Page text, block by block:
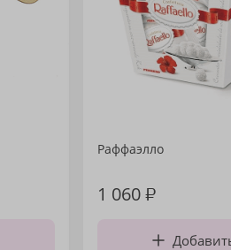
Раффаэлло
1 060₽